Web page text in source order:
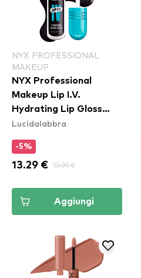
NYX PROFESSIONAL
MAKEUP
NYX Professional
Makeup Lip I.V.
Hydrating Lip Gloss
Stain - 16 Grape Gushin
Lucidalabbra
-5%
13.29 € 13.99 €
Aggiungi